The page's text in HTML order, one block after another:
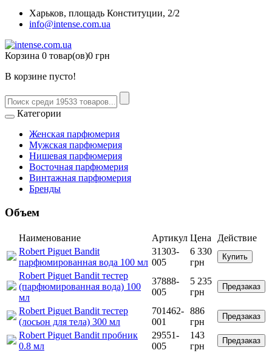
Харьков, площадь Конституции, 2/2
info@intense.com.ua
Корзина 0 товар(ов)0 грн
В корзине пусто!
Категории
Женская парфюмерия
Мужская парфюмерия
Нишевая парфюмерия
Восточная парфюмерия
Винтажная парфюмерия
Бренды
Объем
Наименование Артикул Цена
Действие
Robert Piguet Bandit
парфюмированная вода 100 мл
31303-
005
6 330
грн
Купить
Robert Piguet Bandit тестер
(парфюмированная вода) 100
мл
37888-
005
5 235
грн
Предзаказ
Robert Piguet Bandit тестер
(лосьон для тела) 300 мл
701462-
001
886
грн
Предзаказ
Robert Piguet Bandit пробник
0.8 мл
29551-
005
143
грн
Предзаказ